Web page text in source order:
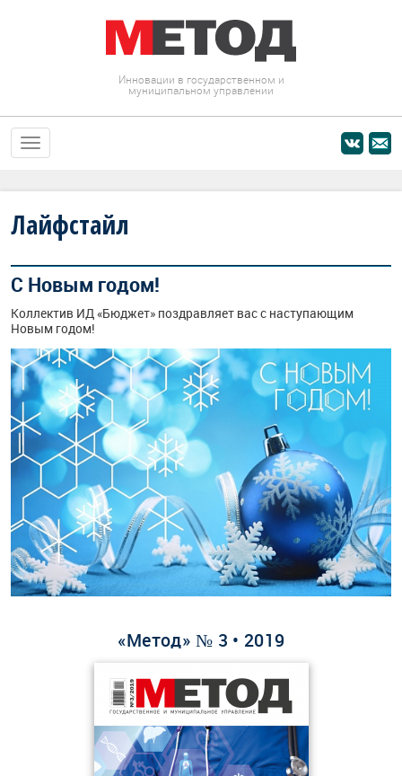
Инновации в государственном и
муниципальном управлении
Лайфстайл
С Новым годом!
Коллектив ИД «Бюджет» поздравляет вас с наступающим
Новым годом!
«Метод» № 3 • 2019